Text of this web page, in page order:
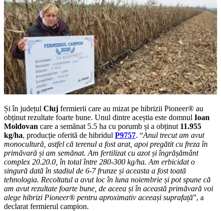
Și în județul Cluj fermierii care au mizat pe hibrizii Pioneer® au
obținut rezultate foarte bune. Unul dintre aceștia este domnul Ioan
Moldovan care a semănat 5.5 ha cu porumb și a obținut 11.955
kg/ha, producție oferită de hibridul P9757. “Anul trecut am avut
monocultură, astfel că terenul a fost arat, apoi pregătit cu freza în
primăvară și am semănat. Am fertilizat cu azot și îngrășământ
complex 20.20.0, în total între 280-300 kg/ha. Am erbicidat o
singură dată în stadiul de 6-7 frunze și aceasta a fost toată
tehnologia. Recoltatul a avut loc în luna noiembrie și pot spune că
am avut rezultate foarte bune, de aceea și în această primăvară voi
alege hibrizi Pioneer® pentru aproximativ aceeași suprafață”, a
declarat fermierul campion.